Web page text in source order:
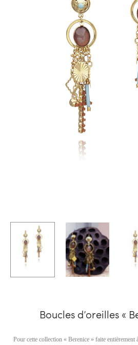
Boucles d’oreilles «
Pour cette collection « Berenice » faite entièrement